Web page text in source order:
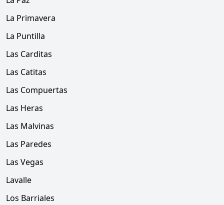
La Primavera
La Puntilla
Las Carditas
Las Catitas
Las Compuertas
Las Heras
Las Malvinas
Las Paredes
Las Vegas
Lavalle
Los Barriales